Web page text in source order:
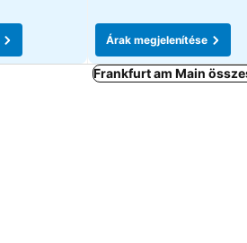
Árak megjelenítése
Frankfurt am Main